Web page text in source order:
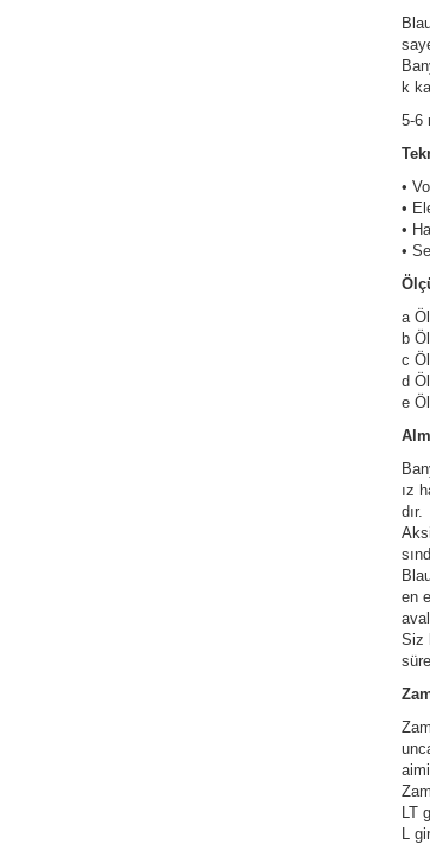
k
5-6
•
•
•
•
a
b
c
d
e
ız
dır.
en
Siz
LT
L